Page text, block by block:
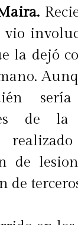
vio
la dejó
de
de
de